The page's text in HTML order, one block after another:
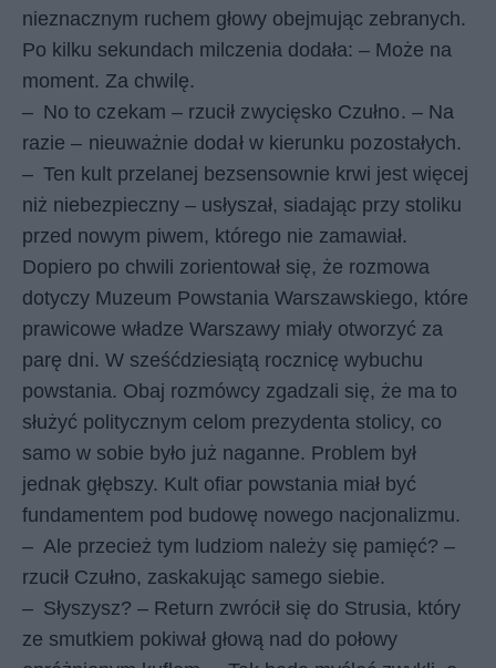
nieznacznym ruchem głowy obejmując zebranych.
Po kilku sekundach milczenia dodała: – Może na
moment. Za chwilę.
– No to czekam – rzucił zwycięsko Czułno. – Na
razie – nieuważnie dodał w kierunku pozostałych.
– Ten kult przelanej bezsensownie krwi jest więcej
niż niebezpieczny – usłyszał, siadając przy stoliku
przed nowym piwem, którego nie zamawiał.
Dopiero po chwili zorientował się, że rozmowa
dotyczy Muzeum Powstania Warszawskiego, które
prawicowe władze Warszawy miały otworzyć za
parę dni. W sześćdziesiątą rocznicę wybuchu
powstania. Obaj rozmówcy zgadzali się, że ma to
służyć politycznym celom prezydenta stolicy, co
samo w sobie było już naganne. Problem był
jednak głębszy. Kult ofiar powstania miał być
fundamentem pod budowę nowego nacjonalizmu.
– Ale przecież tym ludziom należy się pamięć? –
rzucił Czułno, zaskakując samego siebie.
– Słyszysz? – Return zwrócił się do Strusia, który
ze smutkiem pokiwał głową nad do połowy